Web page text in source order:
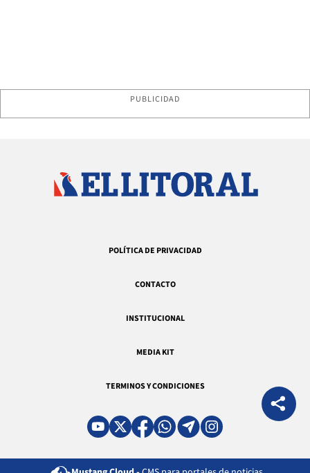
PUBLICIDAD
POLÍTICA DE PRIVACIDAD
CONTACTO
INSTITUCIONAL
MEDIA KIT
TERMINOS Y CONDICIONES